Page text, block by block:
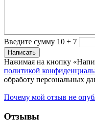
Введите сумму 10 + 7
Нажимая на кнопку
политикой
обработу персональных
Почему мой отзыв не
Отзывы